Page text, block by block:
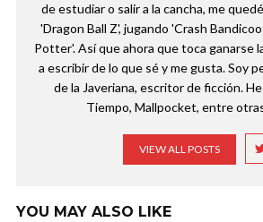
de estudiar o salir a la cancha, me
'Dragon Ball Z', jugando 'Crash
Potter'. Así que ahora que toca ganarse
a escribir de lo que sé y me gusta. Soy
de la Javeriana, escritor de ficción.
Tiempo, Mallpocket, entre
VIEW ALL POSTS
YOU MAY ALSO LIKE